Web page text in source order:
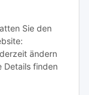
Sie den
ändern
Details finden